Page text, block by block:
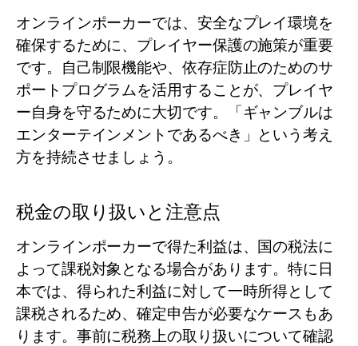
オンラインポーカーでは、安全なプレイ環境を
確保するために、プレイヤー保護の施策が重要
です。自己制限機能や、依存症防止のためのサ
ポートプログラムを活用することが、プレイヤ
ー自身を守るために大切です。「ギャンブルは
エンターテインメントであるべき」という考え
方を持続させましょう。
税金の取り扱いと注意点
オンラインポーカーで得た利益は、国の税法に
よって課税対象となる場合があります。特に日
本では、得られた利益に対して一時所得として
課税されるため、確定申告が必要なケースもあ
ります。事前に税務上の取り扱いについて確認